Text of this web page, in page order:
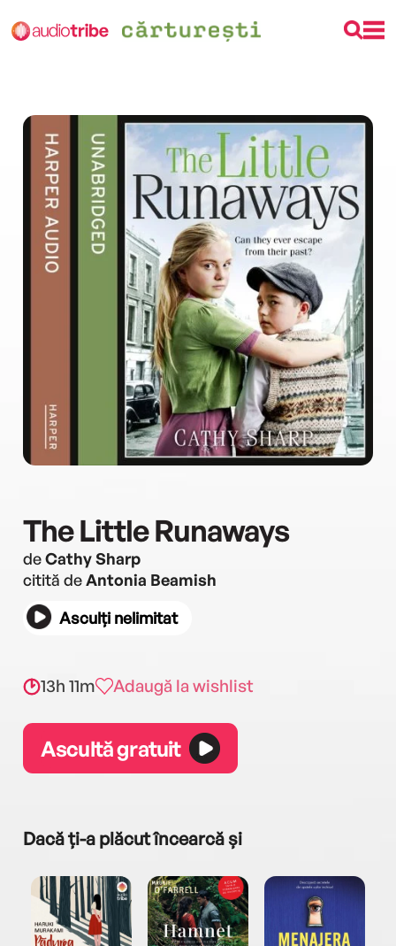
The Little Runaways
deCathy Sharp
citită deAntonia Beamish
Asculți nelimitat
13h 11m Adaugă la wishlist
Ascultă gratuit
Dacă ți-a plăcut încearcă și